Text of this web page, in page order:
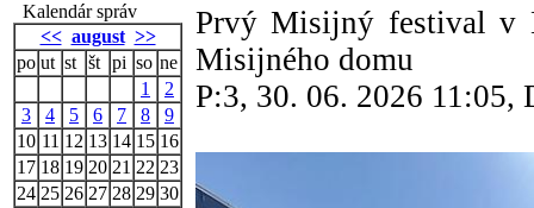
Kalendár správ
<< august >>
po ut st št pi so ne
1
2
3
4 5 6 7 8
9
10 11 12 13 14 15 16
17 18 19 20 21 22 23
24 25 26 27 28 29 30
Prvý Misijný festival v
Misijného domu
P:3, 30. 06. 2026 11:05,